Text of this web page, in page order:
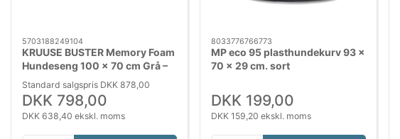
5703188249104
KRUUSE BUSTER Memory Foam
Hundeseng 100 x 70 cm Grå –
Ortopædisk Hundemadras
Standard salgspris DKK 878,00
DKK 798,00
DKK 638,40 ekskl. moms
8033776766773
MP eco 95 plasthundekurv 93 x
70 x 29 cm. sort
DKK 199,00
DKK 159,20 ekskl. moms